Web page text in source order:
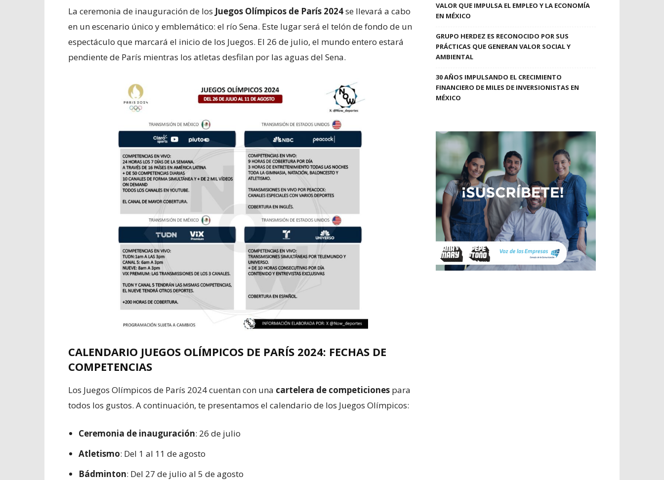
La ceremonia de inauguración de los Juegos Olímpicos de París 2024se llevará a cabo
en un escenario único y emblemático: el río Sena. Este lugar será el telón de fondo de un
espectáculo que marcará el inicio de los Juegos. El 26 de julio, el mundo entero estará
pendiente de París mientras los atletas desfilan por las aguas del Sena.
CALENDARIO JUEGOS OLÍMPICOS DE PARÍS 2024: FECHAS DE
COMPETENCIAS
Los Juegos Olímpicos de París 2024 cuentan con una cartelera de competiciones para
todos los gustos. A continuación, te presentamos el calendario de los Juegos Olímpicos:
Ceremonia de inauguración: 26 de julio
Atletismo: Del 1 al 11 de agosto
Bádminton: Del 27 de julio al 5 de agosto
VALOR QUE IMPULSA EL EMPLEO Y LA ECONOMÍA
EN MÉXICO
GRUPO HERDEZ ES RECONOCIDO POR SUS
PRÁCTICAS QUE GENERAN VALOR SOCIAL Y
AMBIENTAL
30 AÑOS IMPULSANDO EL CRECIMIENTO
FINANCIERO DE MILES DE INVERSIONISTAS EN
MÉXICO